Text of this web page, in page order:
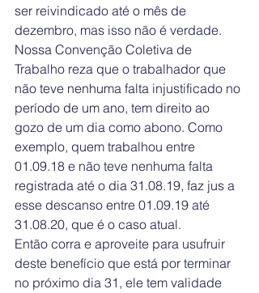
ser reivindicado até o mês de
dezembro, mas isso não é verdade.
Nossa Convenção Coletiva de
Trabalho reza que o trabalhador que
não teve nenhuma falta injustificado no
período de um ano, tem direito ao
gozo de um dia como abono. Como
exemplo, quem trabalhou entre
01.09.18 e não teve nenhuma falta
registrada até o dia 31.08.19, faz jus a
esse descanso entre 01.09.19 até
31.08.20, que é o caso atual.
Então corra e aproveite para usufruir
deste benefício que está por terminar
no próximo dia 31, ele tem validade